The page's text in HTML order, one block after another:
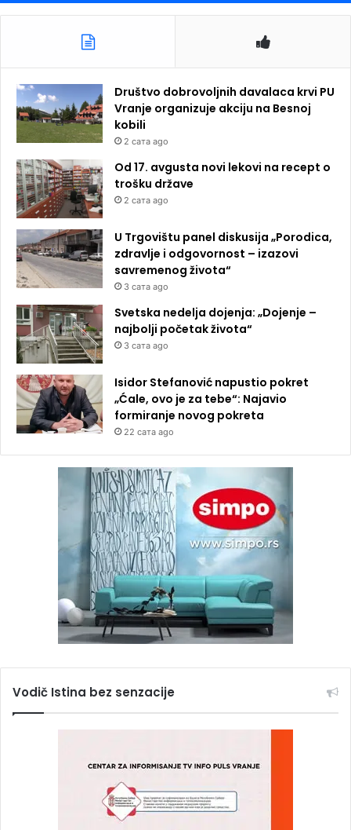
Društvo dobrovoljnih davalaca krvi PU
Vranje organizuje akciju na Besnoj
kobili
2 сата ago
Od 17. avgusta novi lekovi na recept o
trošku države
2 сата ago
U Trgovištu panel diskusija „Porodica,
zdravlje i odgovornost – izazovi
savremenog života“
3 сата ago
Svetska nedelja dojenja: „Dojenje –
najbolji početak života“
3 сата ago
Isidor Stefanović napustio pokret
„Ćale, ovo je za tebe“: Najavio
formiranje novog pokreta
22 сата ago
Vodič Istina bez senzacije